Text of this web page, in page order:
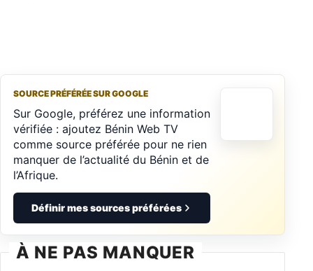
SOURCE PRÉFÉRÉE SUR GOOGLE
Sur Google, préférez une information
vérifiée : ajoutez Bénin Web TV
comme source préférée pour ne rien
manquer de l’actualité du Bénin et de
l’Afrique.
Définir mes sources préférées
À NE PAS MANQUER